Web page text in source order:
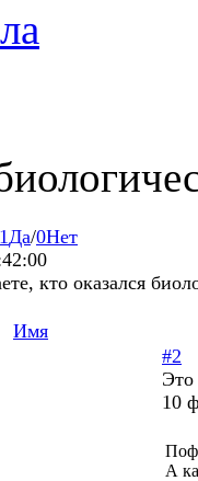
1 Да/0Нет
кто оказался
Имя
#2
Это
10
А